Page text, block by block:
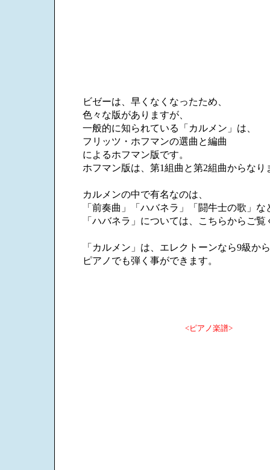
ビゼーは、早くなくなったため、
色々な版がありますが、
一般的に知られている「カルメン」は、
フリッツ・ホフマンの選曲と編曲
によるホフマン版です。
ホフマン版は、第1組曲と第2組曲からなり
カルメンの中で有名なのは、
「前奏曲」「ハバネラ」「闘牛士の歌」な
「ハバネラ」については、こちらからご覧
「カルメン」は、エレクトーンなら9級から
ピアノでも弾く事ができます。
<ピアノ楽譜>